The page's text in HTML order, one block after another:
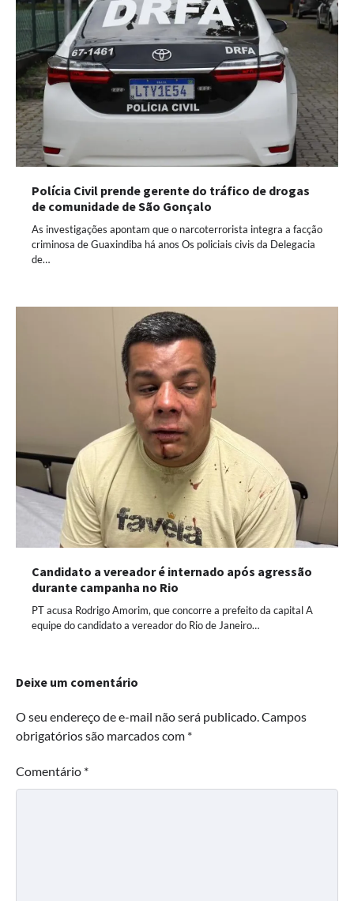
Polícia Civil prende gerente do tráfico de drogas
de comunidade de São Gonçalo
As investigações apontam que o narcoterrorista integra a facção
criminosa de Guaxindiba há anos Os policiais civis da Delegacia
de…
Candidato a vereador é internado após agressão
durante campanha no Rio
PT acusa Rodrigo Amorim, que concorre a prefeito da capital A
equipe do candidato a vereador do Rio de Janeiro…
Deixe um comentário
O seu endereço de e-mail não será publicado. Campos
obrigatórios são marcados com *
Comentário *